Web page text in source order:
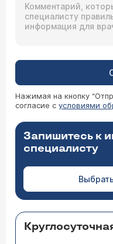
Нажимая на кнопку
согласие с условиями
Запишитесь к
специалисту